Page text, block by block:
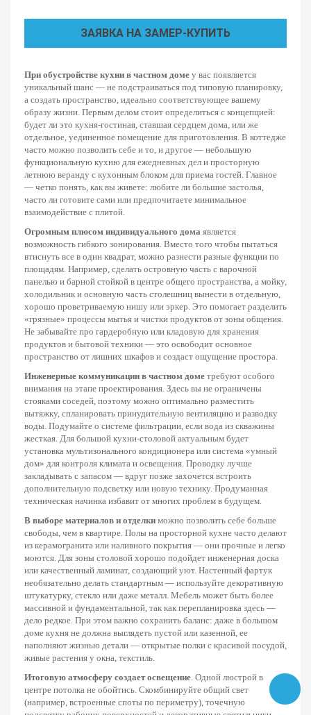
ЗАЯВКА НА ЗАМЕР-КУПИТЬ
При обустройстве кухни в частном доме у вас появляется
уникальный шанс — не подстраиваться под типовую планировку,
а создать пространство, идеально соответствующее вашему
образу жизни. Первым делом стоит определиться с концепцией:
будет ли это кухня-гостиная, ставшая сердцем дома, или же
отдельное, уединенное помещение для приготовления. В коттедже
часто можно позволить себе и то, и другое — небольшую
функциональную кухню для ежедневных дел и просторную
летнюю веранду с кухонным блоком для приема гостей. Главное
— четко понять, как вы живете: любите ли большие застолья,
часто ли готовите сами или предпочитаете минимальное
взаимодействие с плитой.
Огромным плюсом индивидуального дома является
возможность гибкого зонирования. Вместо того чтобы пытаться
втиснуть все в один квадрат, можно разнести разные функции по
площадям. Например, сделать островную часть с варочной
панелью и барной стойкой в центре общего пространства, а мойку,
холодильник и основную часть столешниц вынести в отдельную,
хорошо проветриваемую нишу или эркер. Это помогает разделить
«грязные» процессы мытья и чистки продуктов от зоны общения.
Не забывайте про гардеробную или кладовую для хранения
продуктов и бытовой техники — это освободит основное
пространство от лишних шкафов и создаст ощущение простора.
Инженерные коммуникации в частном доме требуют особого
внимания на этапе проектирования. Здесь вы не ограничены
стояками соседей, поэтому можно оптимально разместить
вытяжку, спланировать принудительную вентиляцию и разводку
воды. Подумайте о системе фильтрации, если вода из скважины
жесткая. Для большой кухни-столовой актуальным будет
установка мультизонального кондиционера или система «умный
дом» для контроля климата и освещения. Проводку лучше
закладывать с запасом — вдруг позже захочется встроить
дополнительную подсветку или новую технику. Продуманная
техническая начинка избавит от многих проблем в будущем.
В выборе материалов и отделки можно позволить себе больше
свободы, чем в квартире. Полы на просторной кухне часто делают
из керамогранита или наливного покрытия — они прочные и легко
моются. Для зоны столовой хорошо подойдет инженерная доска
или качественный ламинат, создающий уют. Настенный фартук
необязательно делать стандартным — используйте декоративную
штукатурку, стекло или даже металл. Мебель может быть более
массивной и фундаментальной, так как перепланировка здесь —
дело редкое. При этом важно сохранить баланс: даже в большом
доме кухня не должна выглядеть пустой или казенной, ее
наполняют жизнью детали — открытые полки с красивой посудой,
живые растения у окна, текстиль.
Итоговую атмосферу создает освещение. Одной люстрой в
центре потолка не обойтись. Скомбинируйте общий свет
(например, встроенные споты по периметру), точечную
Назад Далее